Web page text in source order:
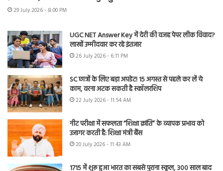
29 July 2026 - 8:00 PM
UGC NET Answer Key में देरी की वजह पेपर लीक विवाद?
लाखों उम्मीदवार कर रहे इंतजार
26 July 2026 - 6:11 PM
SC छात्रों के लिए बड़ा अपडेट! 15 अगस्त से पहले कर लें ये
काम, वरना अटक सकती है स्कॉलरशिप
22 July 2026 - 11:54 AM
नीट परीक्षा में सफलता “शिक्षा क्रांति” के व्यापक प्रभाव को
उजागर करती है: शिक्षा मंत्री बैंस
20 July 2026 - 11:43 AM
1715 में शुरू हुआ भारत का सबसे पुराना स्कूल, 300 साल बाद